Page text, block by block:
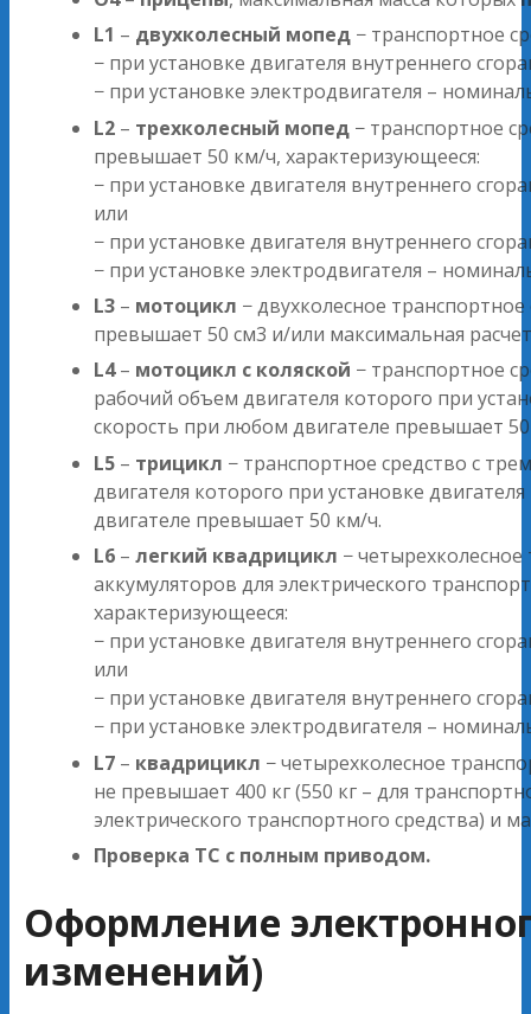
L1 – двухколесный мопед − транспортное
− при установке двигателя внутреннего
− при установке электродвигателя –
L2 – трехколесный мопед − транспортное
превышает 50 км/ч, характеризующееся:
− при установке двигателя внутреннего
или
− при установке двигателя внутреннего
− при установке электродвигателя –
L3 – мотоцикл − двухколесное
превышает 50 см3 и/или максимальная
L4– мотоцикл с коляской − транспортное
рабочий объем двигателя которого при
скорость при любом двигателе превышает
L5 – трицикл − транспортное средство с
двигателя которого при установке
двигателе превышает 50 км/ч.
L6 –легкий квадрицикл −
аккумуляторов для электрического
характеризующееся:
− при установке двигателя внутреннего
или
− при установке двигателя внутреннего
− при установке электродвигателя –
L7 – квадрицикл − четырехколесное
не превышает 400 кг (550 кг – для
электрического транспортного средства) и
Проверка ТС с полным приводом.
Оформление
изменений)